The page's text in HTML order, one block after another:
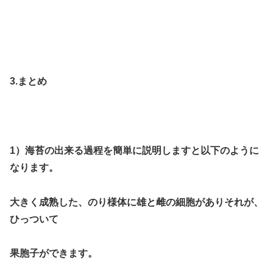
3.まとめ
1）海苔の出来る過程を簡単に説明しますと以下のように
なります。
大きく成熟した、のり様体に雄と雌の細胞がありそれが、
ひっついて
果胞子ができます。